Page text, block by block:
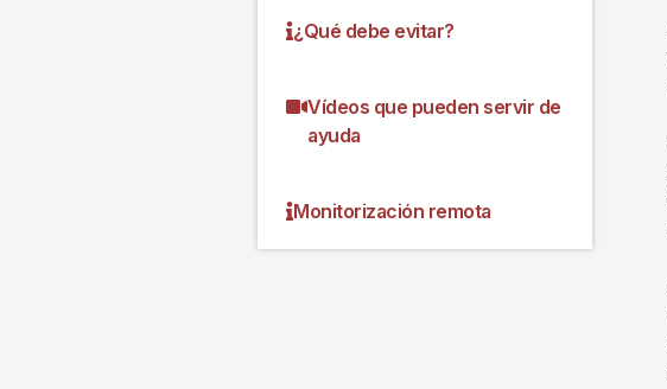
¿Qué debe evitar?
Vídeos que pueden servir de
ayuda
Monitorización remota